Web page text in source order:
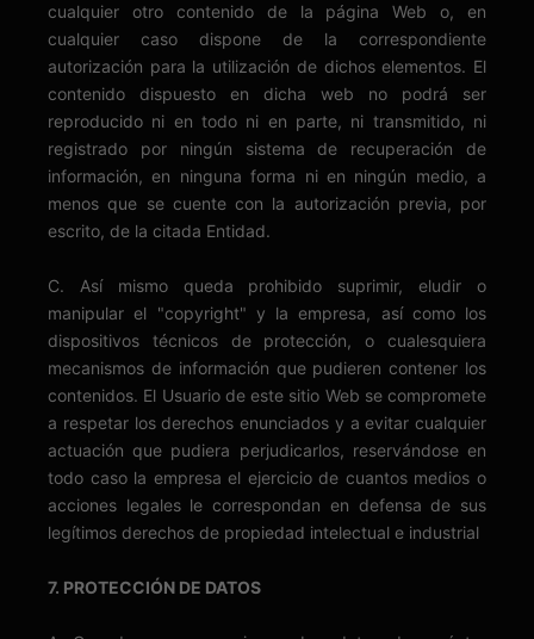
cualquier otro contenido de la página Web o, en
cualquier caso dispone de la correspondiente
autorización para la utilización de dichos elementos. El
contenido dispuesto en dicha web no podrá ser
reproducido ni en todo ni en parte, ni transmitido, ni
registrado por ningún sistema de recuperación de
información, en ninguna forma ni en ningún medio, a
menos que se cuente con la autorización previa, por
escrito, de la citada Entidad.
C. Así mismo queda prohibido suprimir, eludir o
manipular el "copyright" y la empresa, así como los
dispositivos técnicos de protección, o cualesquiera
mecanismos de información que pudieren contener los
contenidos. El Usuario de este sitio Web se compromete
a respetar los derechos enunciados y a evitar cualquier
actuación que pudiera perjudicarlos, reservándose en
todo caso la empresa el ejercicio de cuantos medios o
acciones legales le correspondan en defensa de sus
legítimos derechos de propiedad intelectual e industrial
7. PROTECCIÓN DE DATOS